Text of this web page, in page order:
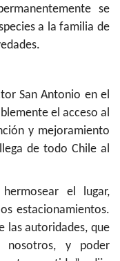
se
a la familia de
San Antonio en el
el acceso al
y mejoramiento
de todo Chile al
el lugar,
estacionamientos.
las autoridades, que
y poder